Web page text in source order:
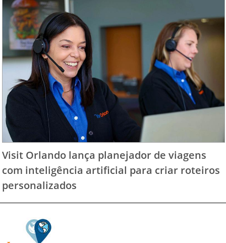
Visit Orlando lança planejador de viagens
com inteligência artificial para criar roteiros
personalizados